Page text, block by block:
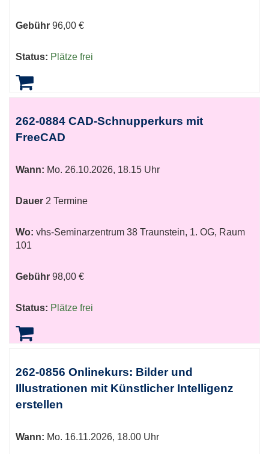
Gebühr 96,00 €
Status: Plätze frei
262-0884 CAD-Schnupperkurs mit
FreeCAD
Wann: Mo. 26.10.2026, 18.15 Uhr
Dauer 2 Termine
Wo: vhs-Seminarzentrum 38 Traunstein, 1. OG, Raum
101
Gebühr 98,00 €
Status: Plätze frei
262-0856 Onlinekurs: Bilder und
Illustrationen mit Künstlicher Intelligenz
erstellen
Wann: Mo. 16.11.2026, 18.00 Uhr